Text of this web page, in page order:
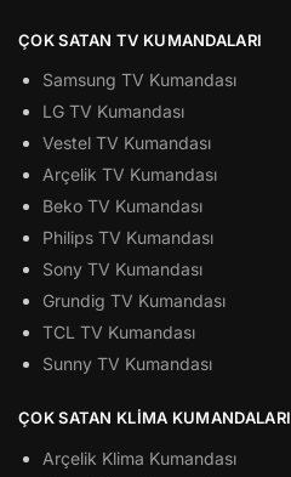
ÇOK SATAN TV KUMANDALARI
Samsung TV Kumandası
LG TV Kumandası
Vestel TV Kumandası
Arçelik TV Kumandası
Beko TV Kumandası
Philips TV Kumandası
Sony TV Kumandası
Grundig TV Kumandası
TCL TV Kumandası
Sunny TV Kumandası
ÇOK SATAN KLIMA KUMANDALARI
Arçelik Klima Kumandası